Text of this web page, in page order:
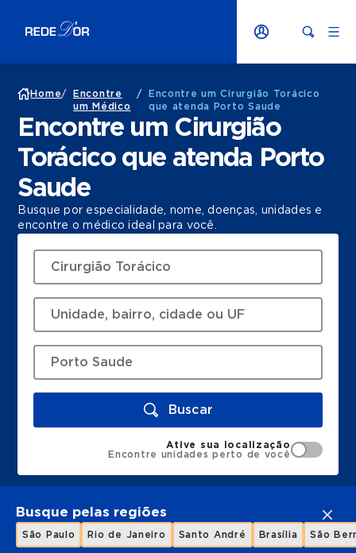
Home/
Encontre
um Médico
/
Encontre um Cirurgião Torácico
que atenda Porto Saude
Encontre um Cirurgião
Torácico que atenda Porto
Saude
Busque por especialidade, nome, doenças, unidades e
encontre o médico ideal para você.
Buscar
Ative sua localização
Encontre unidades perto de você
Busque pelas regiões
São Paulo Rio de Janeiro Santo André Brasília São